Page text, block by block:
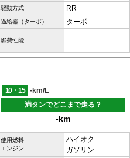
駆動方式 RR
過給器（ターボ） ターボ
燃費性能 -
10・15
-km/L
満タンでどこまで走る？
-km
使用燃料
エンジン
ハイオク
ガソリン